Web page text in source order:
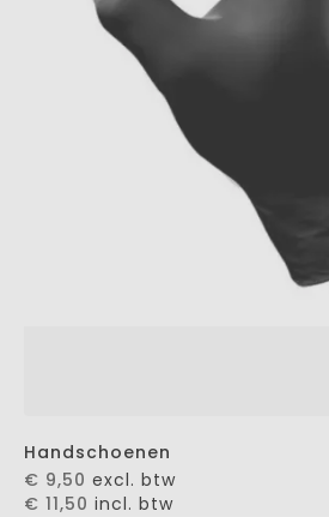
Handschoenen
€ 9,50 excl. btw
€ 11,50 incl. btw